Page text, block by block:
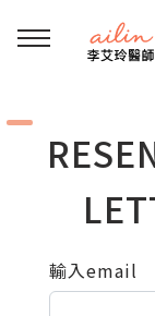
門診資訊
門診時間表
民安中醫診所
輸入email